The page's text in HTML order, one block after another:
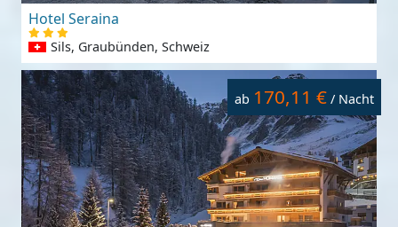
Hotel Seraina
Sils, Graubünden, Schweiz
ab 170,11 € / Nacht